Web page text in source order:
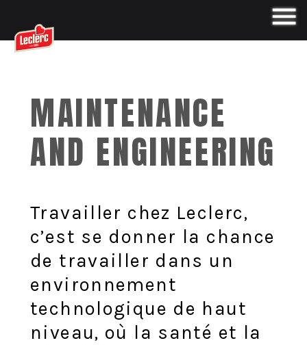
MAINTENANCE
AND ENGINEERING
Travailler chez Leclerc,
c’est se donner la chance
de travailler dans un
environnement
technologique de haut
niveau, où la santé et la